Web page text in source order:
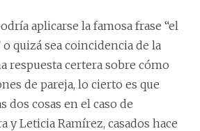
aplicarse la famosa frase “el
quizá sea coincidencia de la
respuesta certera sobre cómo
de pareja, lo cierto es que
dos cosas en el caso de
y Leticia Ramírez, casados hace